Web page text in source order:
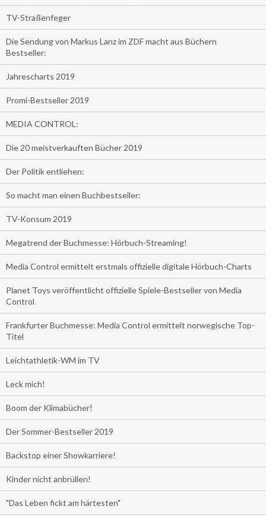
TV-Straßenfeger
Die Sendung von Markus Lanz im ZDF macht aus Büchern
Bestseller:
Jahrescharts 2019
Promi-Bestseller 2019
MEDIA CONTROL:
Die 20 meistverkauften Bücher 2019
Der Politik entliehen:
So macht man einen Buchbestseller:
TV-Konsum 2019
Megatrend der Buchmesse: Hörbuch-Streaming!
Media Control ermittelt erstmals offizielle digitale Hörbuch-Charts
Planet Toys veröffentlicht offizielle Spiele-Bestseller von Media
Control
Frankfurter Buchmesse: Media Control ermittelt norwegische Top-
Titel
Leichtathletik-WM im TV
Leck mich!
Boom der Klimabücher!
Der Sommer-Bestseller 2019
Backstop einer Showkarriere!
Kinder nicht anbrüllen!
"Das Leben fickt am härtesten"